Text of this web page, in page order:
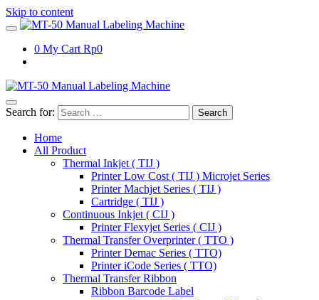
Skip to content
0 My Cart Rp0
Search for:
Home
All Product
Thermal Inkjet ( TIJ )
Printer Low Cost ( TIJ ) Microjet Series
Printer Machjet Series ( TIJ )
Cartridge ( TIJ )
Continuous Inkjet ( CIJ )
Printer Flexyjet Series ( CIJ )
Thermal Transfer Overprinter ( TTO )
Printer Demac Series ( TTO)
Printer iCode Series ( TTO)
Thermal Transfer Ribbon
Ribbon Barcode Label